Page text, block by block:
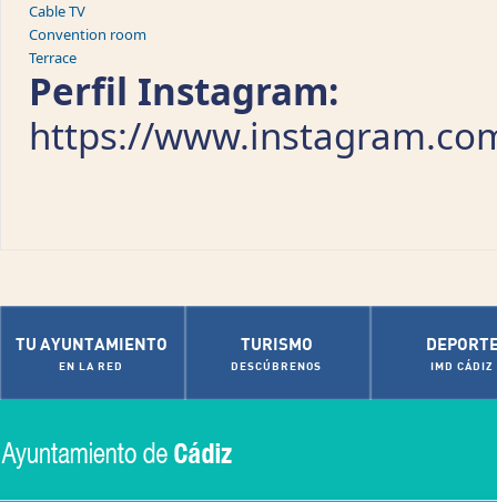
Cable TV
Convention room
Terrace
Perfil Instagram:
https://
TU AYUNTAMIENTO
EN LA RED
TURISMO
DESCÚBRENOS IMD CÁDIZ